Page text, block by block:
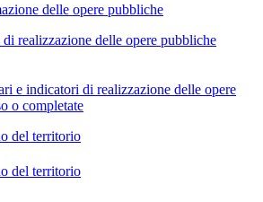
delle opere pubbliche
realizzazione delle opere pubbliche
e indicatori di realizzazione delle opere
o completate
del territorio
del territorio